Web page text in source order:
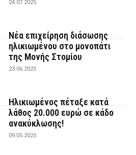
24.07.2025
Νέα επιχείρηση διάσωσης
ηλικιωμένου στο μονοπάτι
της Μονής Στομίου
23.06.2025
Ηλικιωμένος πέταξε κατά
λάθος 20.000 ευρώ σε κάδο
ανακύκλωσης!
09.05.2025